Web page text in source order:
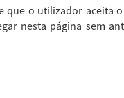
que o utilizador aceita
nesta página sem